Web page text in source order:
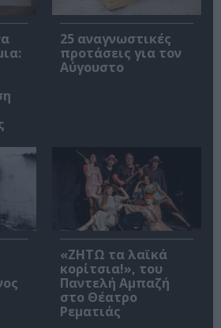
25 αναγνωστικές
προτάσεις για τον
Αύγουστο
«ΖΗΤΩ τα λαϊκά
κορίτσια!», του
Παντελή Αμπαζή
στο Θέατρο
Ρεματιάς